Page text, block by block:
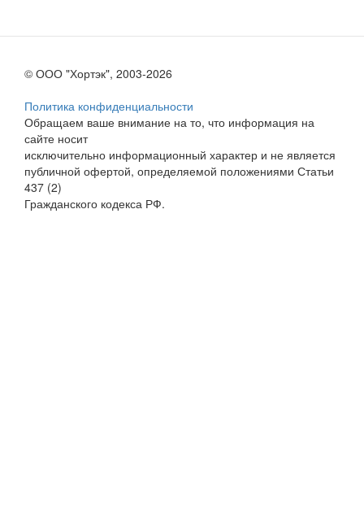
© ООО "Хортэк", 2003-2026
Политика конфиденциальности
Обращаем ваше внимание на то, что информация на
сайте носит
исключительно информационный характер и не является
публичной офертой, определяемой положениями Статьи
437 (2)
Гражданского кодекса РФ.